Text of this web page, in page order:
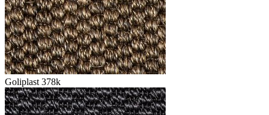
Goliplast 378k